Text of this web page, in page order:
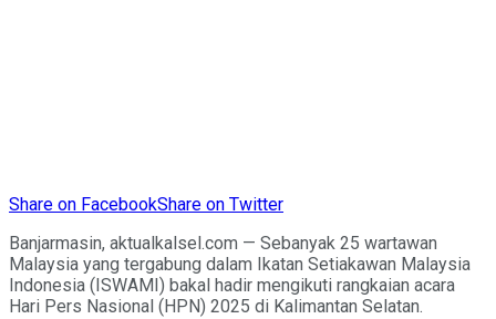
Share on FacebookShare on Twitter
Banjarmasin, aktualkalsel.com — Sebanyak 25 wartawan
Malaysia yang tergabung dalam Ikatan Setiakawan Malaysia
Indonesia (ISWAMI) bakal hadir mengikuti rangkaian acara
Hari Pers Nasional (HPN) 2025 di Kalimantan Selatan.